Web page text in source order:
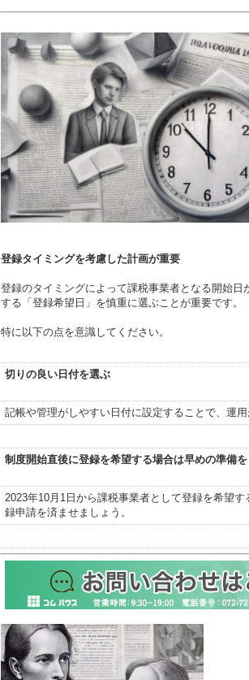
登録タイミングを考慮した計画が重要
登録のタイミングによって課税事業者となる開始日
する「登録希望日」を慎重に選ぶことが重要です。
特に以下の点を意識してください。
切りの良い日付を選ぶ
記帳や管理がしやすい日付に設定することで、運用
制度開始直後に登録を希望する場合は早めの準備を
2023年10月1日から課税事業者として登録を希望
録申請を済ませましょう。